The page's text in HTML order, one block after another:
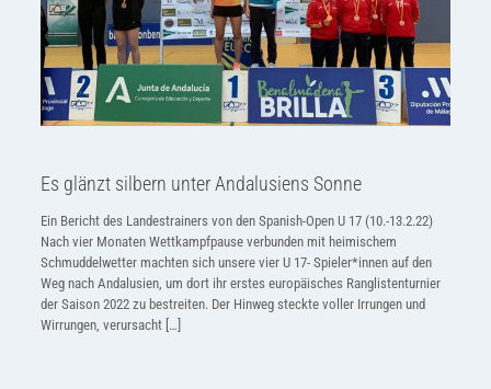
Es glänzt silbern unter Andalusiens Sonne
Ein Bericht des Landestrainers von den Spanish-Open U 17 (10.-13.2.22)
Nach vier Monaten Wettkampfpause verbunden mit heimischem
Schmuddelwetter machten sich unsere vier U 17- Spieler*innen auf den
Weg nach Andalusien, um dort ihr erstes europäisches Ranglistenturnier
der Saison 2022 zu bestreiten. Der Hinweg steckte voller Irrungen und
Wirrungen, verursacht[…]